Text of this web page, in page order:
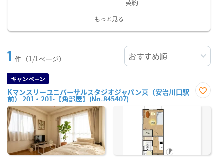
契約
もっと見る
1 件（1/1ページ）
キャンペーン
Kマンスリーユニバーサルスタジオジャパン東（安治川口駅
前） 201・201-【角部屋】(No.845407)
に入